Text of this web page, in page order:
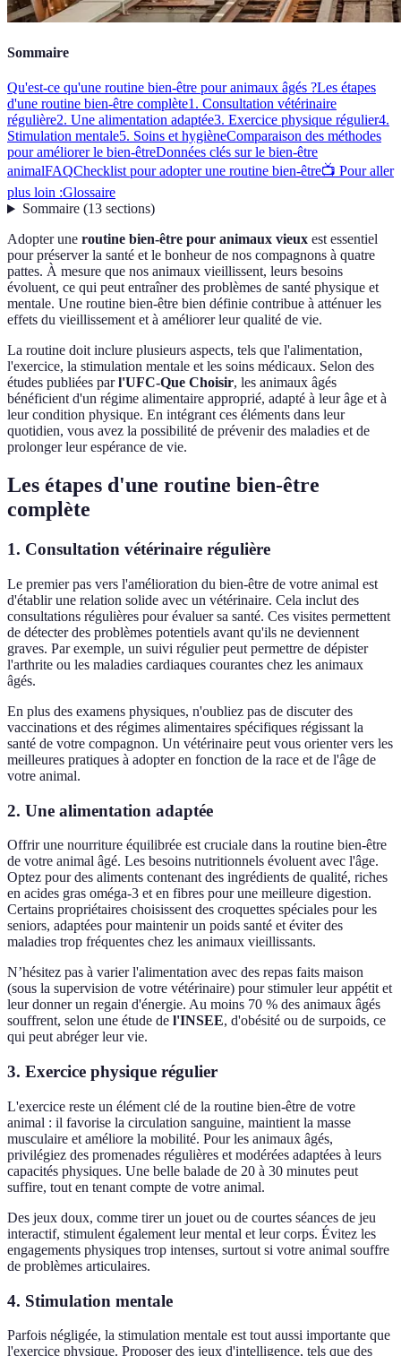
Sommaire
Qu'est-ce qu'une routine bien-être pour animaux âgés ?Les étapes
d'une routine bien-être complète1. Consultation vétérinaire
régulière2. Une alimentation adaptée3. Exercice physique régulier4.
Stimulation mentale5. Soins et hygièneComparaison des méthodes
pour améliorer le bien-êtreDonnées clés sur le bien-être
animalFAQChecklist pour adopter une routine bien-être📺 Pour aller
plus loin :Glossaire
Sommaire(13 sections)
Adopter une routine bien-être pour animaux vieux est essentiel
pour préserver la santé et le bonheur de nos compagnons à quatre
pattes. À mesure que nos animaux vieillissent, leurs besoins
évoluent, ce qui peut entraîner des problèmes de santé physique et
mentale. Une routine bien-être bien définie contribue à atténuer les
effets du vieillissement et à améliorer leur qualité de vie.
La routine doit inclure plusieurs aspects, tels que l'alimentation,
l'exercice, la stimulation mentale et les soins médicaux. Selon des
études publiées parl'UFC-Que Choisir, les animaux âgés
bénéficient d'un régime alimentaire approprié, adapté à leur âge et à
leur condition physique. En intégrant ces éléments dans leur
quotidien, vous avez la possibilité de prévenir des maladies et de
prolonger leur espérance de vie.
Les étapes d'une routine bien-être
complète
1. Consultation vétérinaire régulière
Le premier pas vers l'amélioration du bien-être de votre animal est
d'établir une relation solide avec un vétérinaire. Cela inclut des
consultations régulières pour évaluer sa santé. Ces visites permettent
de détecter des problèmes potentiels avant qu'ils ne deviennent
graves. Par exemple, un suivi régulier peut permettre de dépister
l'arthrite ou les maladies cardiaques courantes chez les animaux
âgés.
En plus des examens physiques, n'oubliez pas de discuter des
vaccinations et des régimes alimentaires spécifiques régissant la
santé de votre compagnon. Un vétérinaire peut vous orienter vers les
meilleures pratiques à adopter en fonction de la race et de l'âge de
votre animal.
2. Une alimentation adaptée
Offrir une nourriture équilibrée est cruciale dans la routine bien-être
de votre animal âgé. Les besoins nutritionnels évoluent avec l'âge.
Optez pour des aliments contenant des ingrédients de qualité, riches
en acides gras oméga-3 et en fibres pour une meilleure digestion.
Certains propriétaires choisissent des croquettes spéciales pour les
seniors, adaptées pour maintenir un poids santé et éviter des
maladies trop fréquentes chez les animaux vieillissants.
N’hésitez pas à varier l'alimentation avec des repas faits maison
(sous la supervision de votre vétérinaire) pour stimuler leur appétit et
leur donner un regain d'énergie. Au moins 70 % des animaux âgés
souffrent, selon une étude de l'INSEE, d'obésité ou de surpoids, ce
qui peut abréger leur vie.
3. Exercice physique régulier
L'exercice reste un élément clé de la routine bien-être de votre
animal : il favorise la circulation sanguine, maintient la masse
musculaire et améliore la mobilité. Pour les animaux âgés,
privilégiez des promenades régulières et modérées adaptées à leurs
capacités physiques. Une belle balade de 20 à 30 minutes peut
suffire, tout en tenant compte de votre animal.
Des jeux doux, comme tirer un jouet ou de courtes séances de jeu
interactif, stimulent également leur mental et leur corps. Évitez les
engagements physiques trop intenses, surtout si votre animal souffre
de problèmes articulaires.
4. Stimulation mentale
Parfois négligée, la stimulation mentale est tout aussi importante que
l'exercice physique. Proposer des jeux d'intelligence, tels que des